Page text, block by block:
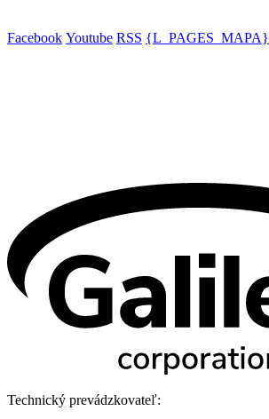
Facebook Youtube RSS {L_PAGES_MAPA}
Technický prevádzkovateľ: